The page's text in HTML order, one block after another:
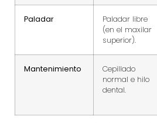
Paladar
Paladar libre
(en el maxilar
superior).
Mantenimiento
Cepillado
normal e hilo
dental.